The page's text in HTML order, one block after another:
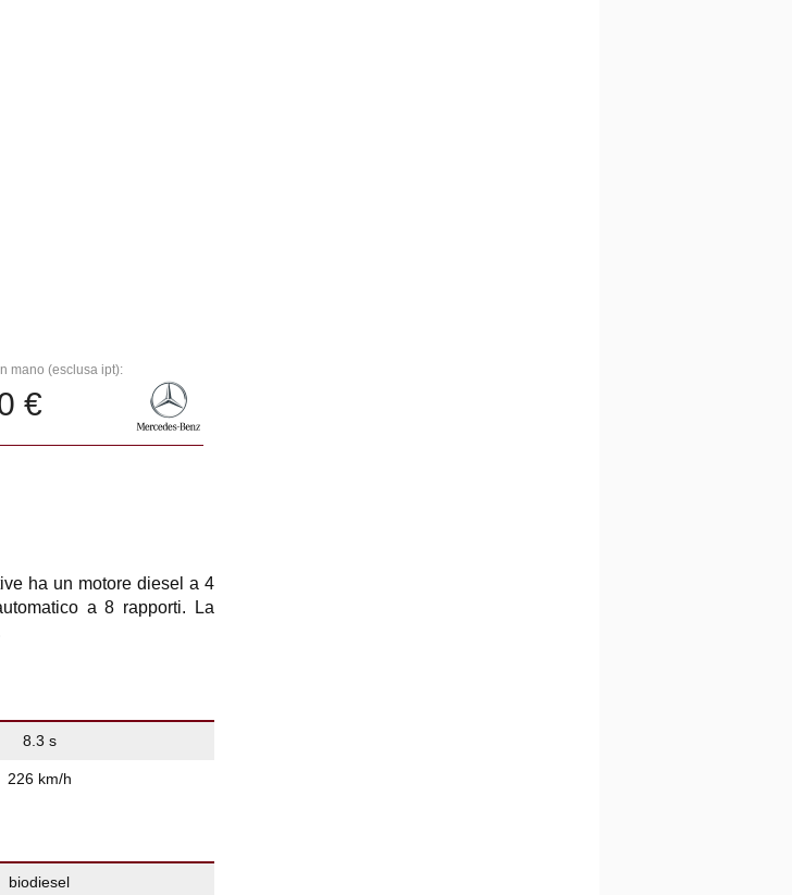
mano (esclusa ipt):
€
ha un motore diesel a 4
a 8 rapporti. La
8.3 s
226 km/h
biodiesel